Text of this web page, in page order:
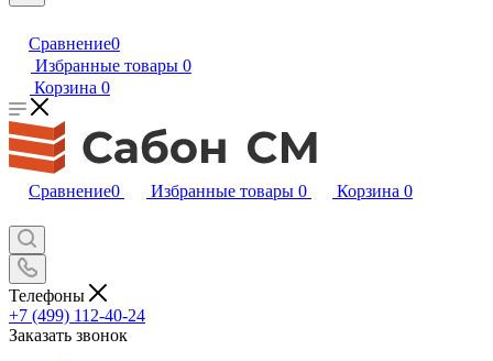
Сравнение0
Избранные товары 0
Корзина 0
Сравнение0 Избранные товары 0 Корзина 0
Телефоны
+7 (499) 112-40-24
Заказать звонок